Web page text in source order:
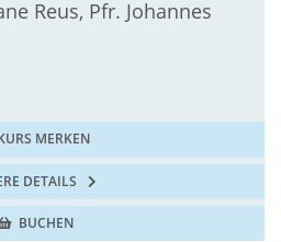
Reus, Pfr. Johannes
MERKEN
DETAILS
BUCHEN